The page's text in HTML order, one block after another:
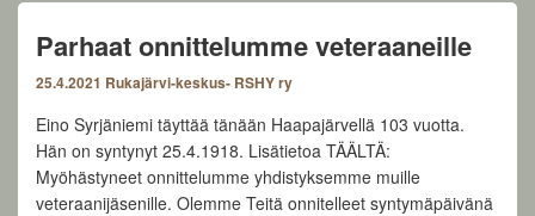
Parhaat onnittelumme veteraaneille
25.4.2021 Rukajärvi-keskus- RSHY ry
Eino Syrjäniemi täyttää tänään Haapajärvellä 103 vuotta.
Hän on syntynyt 25.4.1918. Lisätietoa TÄÄLTÄ:
Myöhästyneet onnittelumme yhdistyksemme muille
veteraanijäsenille. Olemme Teitä onnitelleet syntymäpäivänä